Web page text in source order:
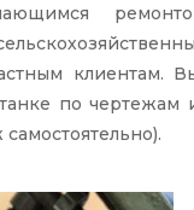
клиентам.
по